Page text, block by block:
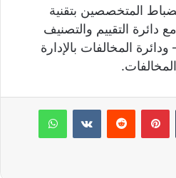
المتخصصين بتقنية
دائرة التقييم والتصنيف
ودائرة المخالفات بالإدارة
بينتيريست